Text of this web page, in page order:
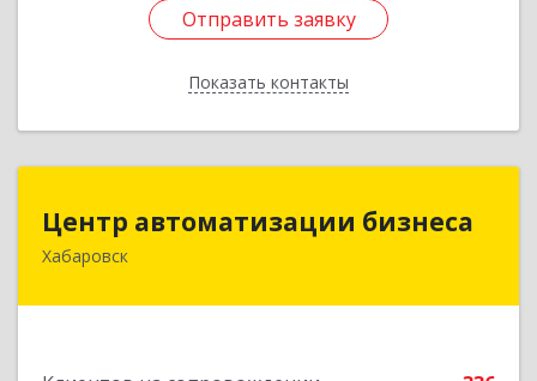
Отправить заявку
Показать контакты
Отправить заявку
Назад
Центр автоматизации бизнеса
Хабаровск
Центр автоматизации бизнеса
680030, Хабаровский край, Хабаровск г, Ленина